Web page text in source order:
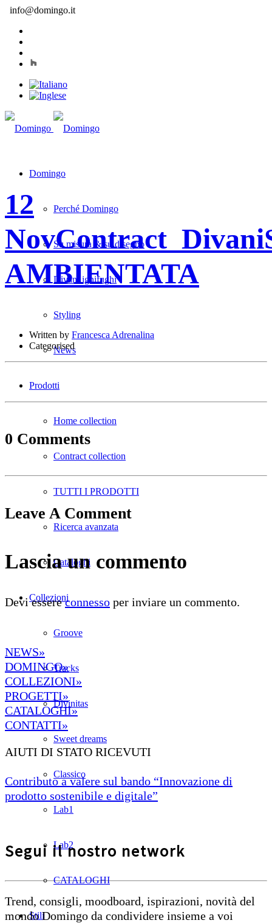
info@domingo.it
Domingo
Perché Domingo
Su misura & su disegno
Divani ignifughi
Styling
News
Prodotti
Home collection
Contract collection
TUTTI I PRODOTTI
Ricerca avanzata
Cataloghi
Collezioni
Groove
Tracks
Divinitas
Sweet dreams
Classico
Lab1
Lab2
CATALOGHI
Stili
12
Nov
AMBIENTATA
Written by Francesca Adrenalina
Categorised
0 Comments
Leave A Comment
Lascia un commento
Devi essereconnesso per inviare un commento.
NEWS»
DOMINGO»
COLLEZIONI»
PROGETTI»
CATALOGHI»
CONTATTI»
AIUTI DI STATO RICEVUTI
Contributo a valere sul bando “Innovazione di
prodotto sostenibile e digitale”
Segui il nostro network
Trend, consigli, moodboard, ispirazioni, novità del
mondo Domingo da condividere insieme a voi